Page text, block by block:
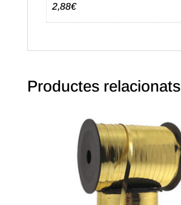
2,88€
Productes relacionats